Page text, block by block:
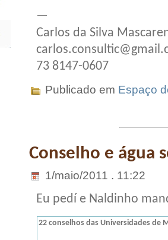
—
Carlos da Silva
73 8147-0607
Publicado em Espaço
Conselho e água
1/maio/2011 . 11:22
Eu pedí e Naldinho
22 conselhos das Universidades de